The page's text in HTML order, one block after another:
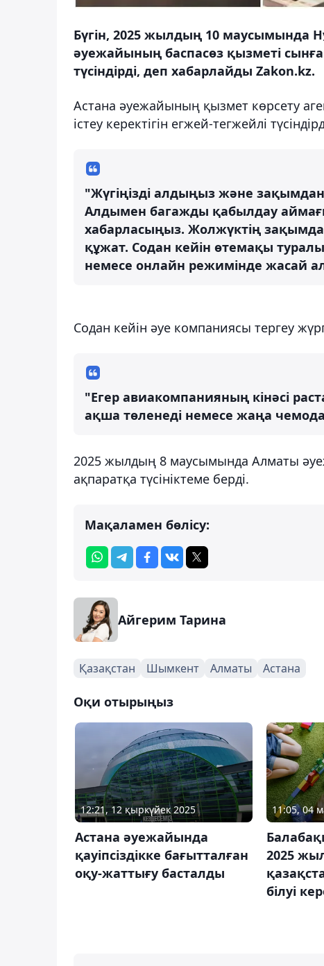
Бүгін, 2025 жылдың 10 маусымында
әуежайының баспасөз қызметі
түсіндірді, деп хабарлайды Zakon.kz.
Астана әуежайының қызмет көрсету
істеу керектігін егжей-тегжейлі
"Жүгіңізді алдыңыз және
Алдымен багажды қабылдау
хабарласыңыз. Жолжүктің
құжат. Содан кейін өтемақы
немесе онлайн режимінде жасай
Содан кейін әуе компаниясы тергеу
"Егер авиакомпанияның кінәсі
ақша төленеді немесе жаңа
2025 жылдың 8 маусымында Алматы
ақпаратқа түсініктеме берді.
Мақаламен бөлісу:
Айгерим Тарина
Қазақстан Шымкент Алматы Астана
Оқи отырыңыз
12:21, 12 қыркүйек 2025
Астана әуежайында
қауіпсіздікке бағытталған
оқу-жаттығу басталды
11:05, 04
2025
білуі